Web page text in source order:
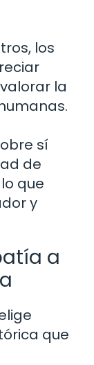
los
la
sí
de
que
y
a
que